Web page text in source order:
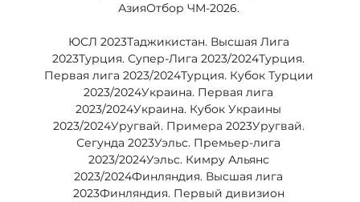
АзияОтбор ЧМ-2026.
ЮСЛ 2023Таджикистан. Высшая Лига
2023Турция. Супер-Лига 2023/2024Турция.
Первая лига 2023/2024Турция. Кубок Турции
2023/2024Украина. Первая лига
2023/2024Украина. Кубок Украины
2023/2024Уругвай. Примера 2023Уругвай.
Сегунда 2023Уэльс. Премьер-лига
2023/2024Уэльс. Кимру Альянс
2023/2024Финляндия. Высшая лига
2023Финляндия. Первый дивизион